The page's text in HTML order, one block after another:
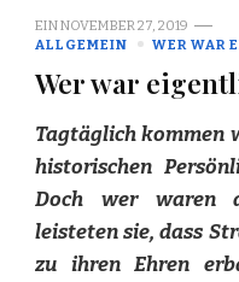
EINNOVEMBER 27, 2019
ALLGEMEIN
WER WAR
Wer war
Tagtäglich kommen
historischen
Doch wer waren
leisteten sie, dass
zu ihren Ehren